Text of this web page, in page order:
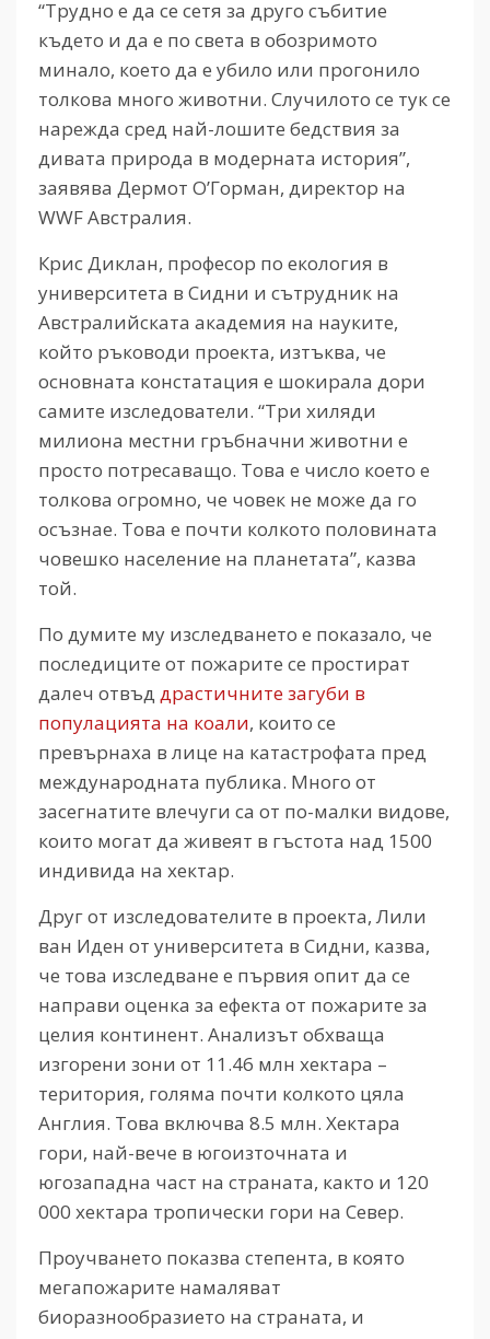
“Трудно е да се сетя за друго събитие
където и да е по света в обозримото
минало, което да е убило или прогонило
толкова много животни. Случилото се тук се
нарежда сред най-лошите бедствия за
дивата природа в модерната история”,
заявява Дермот О’Горман, директор на
WWF Австралия.
Крис Диклан, професор по екология в
университета в Сидни и сътрудник на
Австралийската академия на науките,
който ръководи проекта, изтъква, че
основната констатация е шокирала дори
самите изследователи. “Три хиляди
милиона местни гръбначни животни е
просто потресаващо. Това е число което е
толкова огромно, че човек не може да го
осъзнае. Това е почти колкото половината
човешко население на планетата”, казва
той.
По думите му изследването е показало, че
последиците от пожарите се простират
далеч отвъд драстичните загуби в
популацията на коали, които се
превърнаха в лице на катастрофата пред
международната публика. Много от
засегнатите влечуги са от по-малки видове,
които могат да живеят в гъстота над 1500
индивида на хектар.
Друг от изследователите в проекта, Лили
ван Иден от университета в Сидни, казва,
че това изследване е първия опит да се
направи оценка за ефекта от пожарите за
целия континент. Анализът обхваща
изгорени зони от 11.46 млн хектара –
територия, голяма почти колкото цяла
Англия. Това включва 8.5 млн. Хектара
гори, най-вече в югоизточната и
югозападна част на страната, както и 120
000 хектара тропически гори на Север.
Проучването показва степента, в която
мегапожарите намаляват
биоразнообразието на страната, и